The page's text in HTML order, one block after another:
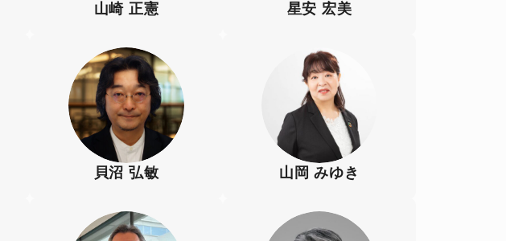
山崎 正憲 星安 宏美
貝沼 弘敏 山岡 みゆき